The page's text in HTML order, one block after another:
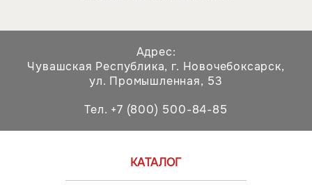
Адрес:
Чувашская Республика, г. Новочебоксарск,
ул. Промышленная, 53
Тел. +7 (800) 500-84-85
КАТАЛОГ